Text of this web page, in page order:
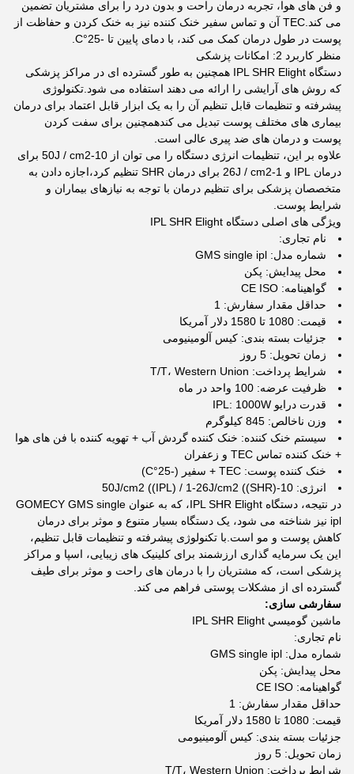
و فن های هوا، تجربه درمان راحت و بدون درد را برای مشتریان تضمین
می کند.TEC آن و تماس سفیر خنک کننده نیز به خنک کردن و حفاظت از
پوست در طول درمان کمک می کند، با دمای پایین تا -25°C.
منظر کاربرد 2: امکانات پزشکی
دستگاه IPL SHR Elight همچنین به طور گسترده ای در مراکز پزشکی
که روش های آرایشی را ارائه می دهند استفاده می شود.تکنولوژی
پیشرفته و تنظیمات قابل تنظیم آن را به یک ابزار قابل اعتماد برای درمان
بیماری های مختلف پوست تبدیل می کندهمچنین برای سفت کردن
پوست و درمان های ضد پیری عالی است.
علاوه بر این، تنظیمات انرژی دستگاه را می توان از 10-50J / cm2 برای
درمان IPL و 1-26J / cm2 برای درمان SHR تنظیم کرد،اجازه دادن به
متخصصان پزشکی برای تنظیم درمان با توجه به نیازهای بیماران و
شرایط پوست.
ویژگی های اصلی دستگاه IPL SHR Elight
نام تجاری:
شماره مدل: GMS single ipl
محل پیدایش: پکن
گواهینامه: CE ISO
حداقل مقدار سفارش: 1
قیمت: 1080 تا 1580 دلار آمریکا
جزئیات بسته بندی: کیس آلومینیومی
زمان تحویل: 5 روز
شرایط پرداخت: T/T، Western Union
ظرفیت عرضه: 100 واحد در ماه
قدرت درایو IPL: 1000W
وزن ناخالص: 845 کیلوگرم
سیستم خنک کننده: خنک کننده گردش آب + تهویه کننده با فن های هوا
+ خنک کننده تماس TEC و زعفران
خنک کننده پوست: TEC + سفیر (-25°C)
انرژی: 10-50J/cm2 ((IPL) / 1-26J/cm2 ((SHR)
در نتیجه، دستگاه IPL SHR Elight، که به عنوان GOMECY GMS single
ipl نیز شناخته می شود، یک دستگاه بسیار متنوع و موثر برای درمان
کاهش پوست و مو است.با تکنولوژی پیشرفته و تنظیمات قابل تنظیم،
این یک سرمایه گذاری ارزشمند برای کلینیک های زیبایی، اسپا و مراکز
پزشکی است، که مشتریان را با درمان های راحت و موثر برای طیف
گسترده ای از مشکلات پوستی فراهم می کند.
سفارشی سازی:
ماشين گوميسي IPL SHR Elight
نام تجاری:
شماره مدل: GMS single ipl
محل پیدایش: پکن
گواهینامه: CE ISO
حداقل مقدار سفارش: 1
قیمت: 1080 تا 1580 دلار آمریکا
جزئیات بسته بندی: کیس آلومینیومی
زمان تحویل: 5 روز
شرایط پرداخت: T/T، Western Union